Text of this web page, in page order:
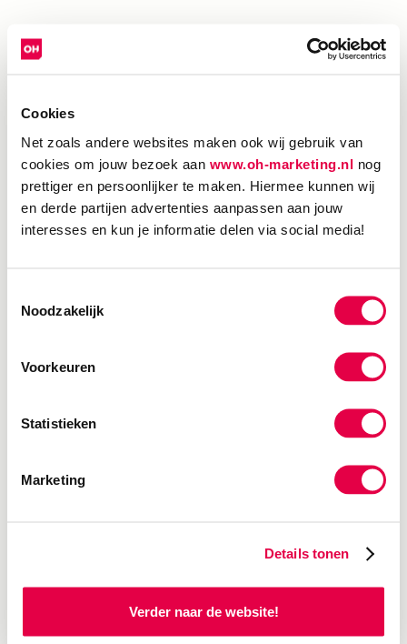
Cookies
Net zoals andere websites maken ook wij gebruik van
cookies om jouw bezoek aan www.oh-marketing.nl nog
prettiger en persoonlijker te maken. Hiermee kunnen wij
en derde partijen advertenties aanpassen aan jouw
interesses en kun je informatie delen via social media!
Noodzakelijk
Voorkeuren
Statistieken
Marketing
Details tonen
Verder naar de website!